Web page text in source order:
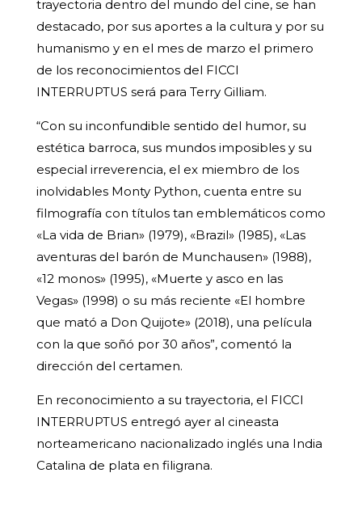
trayectoria dentro del mundo del cine, se han
destacado, por sus aportes a la cultura y por su
humanismo y en el mes de marzo el primero
de los reconocimientos del FICCI
INTERRUPTUS será para Terry Gilliam.
“Con su inconfundible sentido del humor, su
estética barroca, sus mundos imposibles y su
especial irreverencia, el ex miembro de los
inolvidables Monty Python, cuenta entre su
filmografía con títulos tan emblemáticos como
«La vida de Brian» (1979), «Brazil» (1985), «Las
aventuras del barón de Munchausen» (1988),
«12 monos» (1995), «Muerte y asco en las
Vegas» (1998) o su más reciente «El hombre
que mató a Don Quijote» (2018), una película
con la que soñó por 30 años”, comentó la
dirección del certamen.
En reconocimiento a su trayectoria, el FICCI
INTERRUPTUS entregó ayer al cineasta
norteamericano nacionalizado inglés una India
Catalina de plata en filigrana.